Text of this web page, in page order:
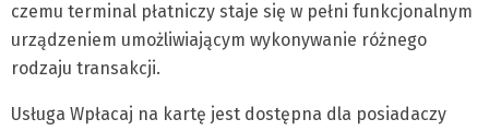
czemu terminal płatniczy staje się w pełni funkcjonalnym
urządzeniem umożliwiającym wykonywanie różnego
rodzaju transakcji.
Usługa Wpłacaj na kartę jest dostępna dla posiadaczy